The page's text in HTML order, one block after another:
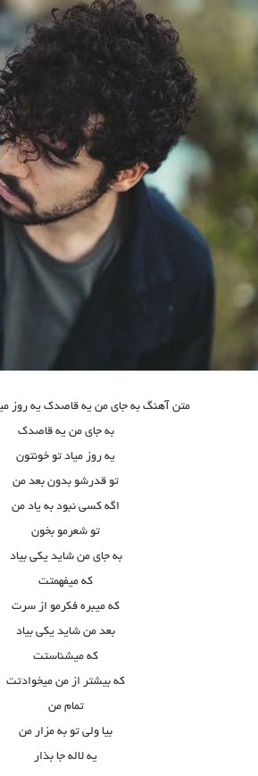
متن آهنگ به جای من یه قاصدک یه روز
به جای من یه قاصدک
یه روز میاد تو خونتون
تو قدرشو بدون بعد من
اگه کسی نبود به یاد من
تو شعرمو بخون
به جای من شاید یکی بیاد
که میفهمتت
که میبره فکرمو از سرت
بعد من شاید یکی بیاد
که میشناستت
که بیشتر از من میخوادتت
تمام من
بیا ولی تو به مزار من
یه لاله جا بذار